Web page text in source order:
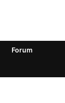
Forum